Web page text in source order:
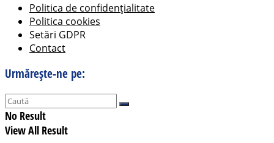
Politica de confidențialitate
Politica cookies
Setări GDPR
Contact
Urmărește-ne pe:
No Result
View All Result